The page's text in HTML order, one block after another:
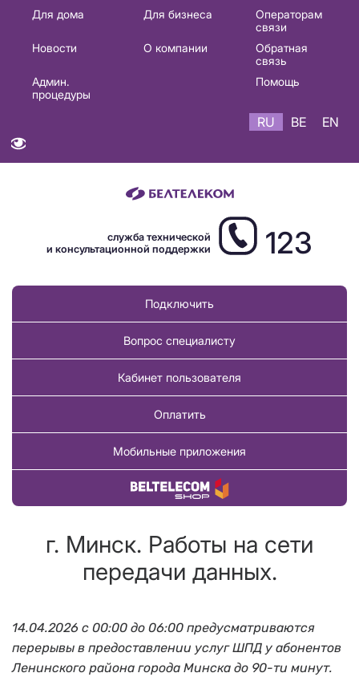
Основная
навигация
Для дома Для бизнеса
Операторам
связи
Новости
О компании
Обратная
связь
Админ.
процедуры
Помощь
RU BE EN
служба технической
и консультационной поддержки
123
Подключить
Вопрос специалисту
Кабинет пользователя
Оплатить
Мобильные приложения
Купить товар
г. Минск. Работы на сети
передачи данных.
14.04.2026 с 00:00 до 06:00 предусматриваются
перерывы в предоставлении услуг ШПД у абонентов
Ленинского района города Минска до 90-ти минут.